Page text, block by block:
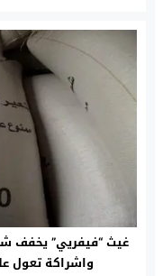
غيث “فيفريي” يخفف
واشراكة تعول